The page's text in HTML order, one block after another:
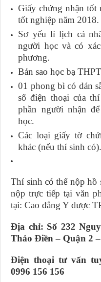
Giấy chứng nhận tốt
tốt nghiệp năm 2018.
Sơ yếu lí lịch cá
người học và có
phương.
Bản sao học bạ
01 phong bì có dán
số điện thoại của
phần người nhận
học.
Các loại giấy tờ
khác (nếu thí sinh có).
Thí sinh có thể nộp hồ
nộp trực tiếp tại văn
tại: Cao đẳng Y dược
Địa chỉ: Số 232
Thảo Điền – Quận 2
Điện thoại tư vấn
0996 156 156